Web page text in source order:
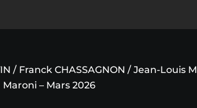
/ Franck CHASSAGNON / Jean-Louis
– Mars 2026